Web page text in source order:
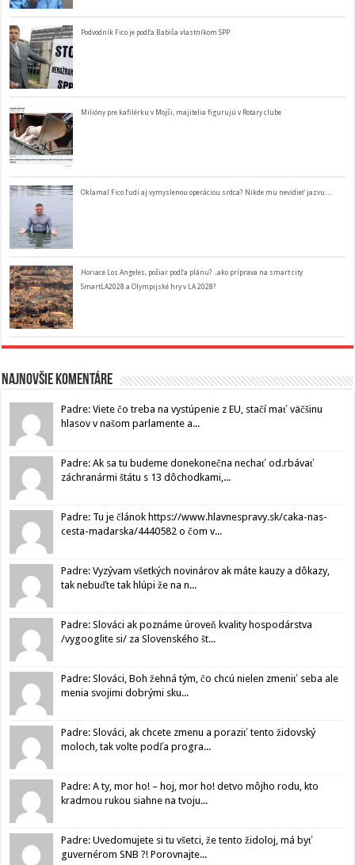
Podvodník Fico je podľa Babiša vlastníkom SPP
Milióny pre kafilérku v Mojši, majitelia figurujú v Rotary clube
Oklamal Fico ľudí aj vymyslenou operáciou srdca? Nikde mu nevidieť jazvu…
Horiace Los Angeles, požiar podľa plánu? ..ako príprava na smart city
SmartLA2028 a Olympijské hry v LA 2028?
Najnovšie komentáre
Padre: Viete čo treba na vystúpenie z EU, stačí mať väčšinu
hlasov v našom parlamente a...
Padre: Ak sa tu budeme donekonečna nechať od.rbávať
záchranármi štátu s 13 dôchodkami,...
Padre: Tu je článok https://www.hlavnespravy.sk/caka-nas-
cesta-madarska/4440582 o čom v...
Padre: Vyzývam všetkých novinárov ak máte kauzy a dôkazy,
tak nebuďte tak hlúpi že na n...
Padre: Slováci ak poznáme úroveň kvality hospodárstva
/vygooglite si/ za Slovenského št...
Padre: Slováci, Boh žehná tým, čo chcú nielen zmeniť seba ale
menia svojimi dobrými sku...
Padre: Slováci, ak chcete zmenu a poraziť tento židovský
moloch, tak volte podľa progra...
Padre: A ty, mor ho! – hoj, mor ho! detvo môjho rodu, kto
kradmou rukou siahne na tvoju...
Padre: Uvedomujete si tu všetci, že tento židoloj, má byť
guvernérom SNB ?! Porovnajte...